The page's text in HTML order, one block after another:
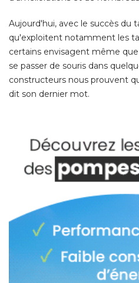
Aujourd'hui, avec le succès du
qu'exploitent notamment les
certains envisagent même
se passer de souris dans
constructeurs nous prouvent
dit son dernier mot.